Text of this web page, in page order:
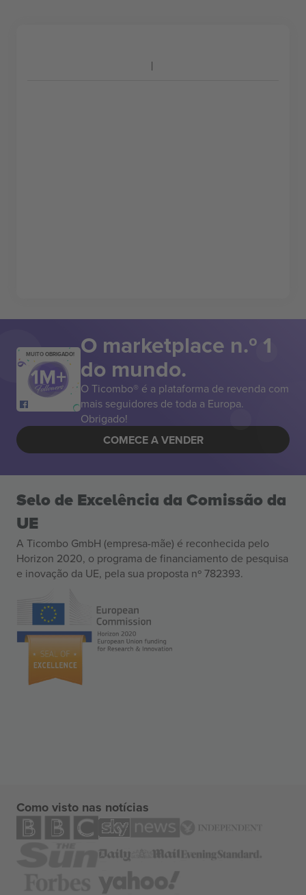
MUITO OBRIGADO! O marketplace n.º 1
do mundo.
O Ticombo® é a plataforma de revenda com
mais seguidores de toda a Europa.
Obrigado!
COMECE A VENDER
Selo de Excelência da Comissão da
UE
A Ticombo GmbH (empresa-mãe) é reconhecida pelo
Horizon 2020, o programa de financiamento de pesquisa
e inovação da UE, pela sua proposta nº 782393.
Como visto nas notícias